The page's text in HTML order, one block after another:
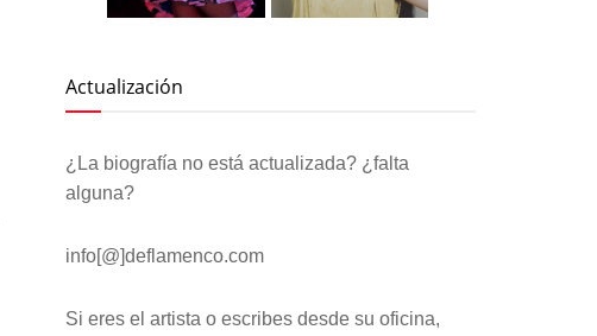
Actualización
¿La biografía no está actualizada? ¿falta
alguna?
info[@]deflamenco.com
Si eres el artista o escribes desde su oficina,